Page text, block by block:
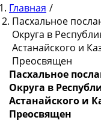
Главная /
Пасхальное
Округа в
Астанайского и
Преосвящен
Пасхальное
Округа в
Астанайского и
Преосвящен